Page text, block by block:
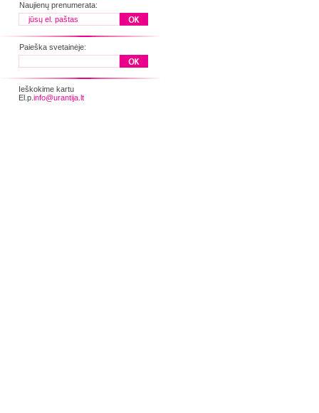
Naujienų prenumerata:
Paieška svetainėje:
Ieškokime kartu
El.p. info@urantija.lt